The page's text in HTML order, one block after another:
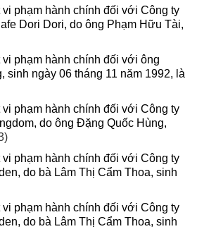
phạm hành chính đối với Công ty
Dori Dori, do ông Phạm Hữu Tài,
phạm hành chính đối với ông
sinh ngày 06 tháng 11 năm 1992, là
phạm hành chính đối với Công ty
do ông Đặng Quốc Hùng,
phạm hành chính đối với Công ty
do bà Lâm Thị Cẩm Thoa, sinh
phạm hành chính đối với Công ty
do bà Lâm Thị Cẩm Thoa, sinh